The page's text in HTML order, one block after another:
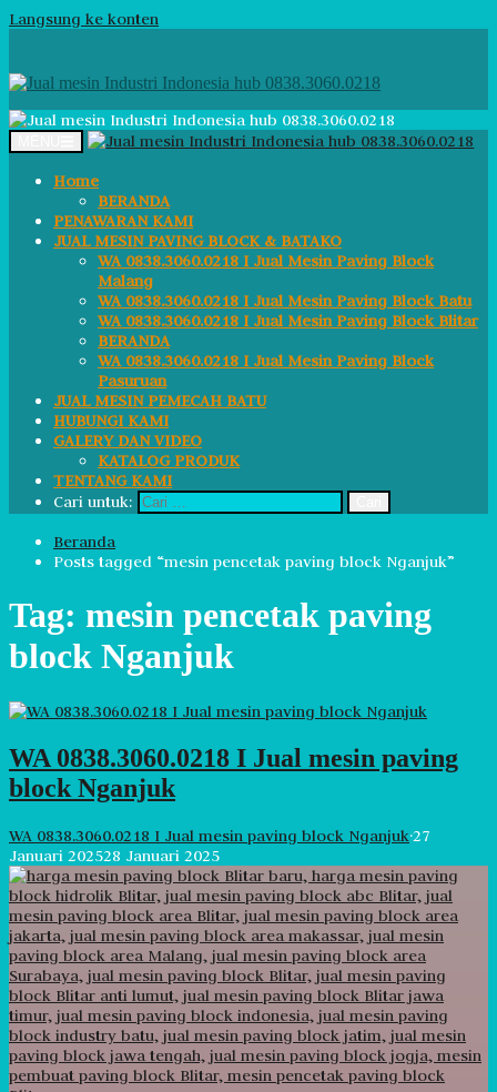
Langsung ke konten
Home
BERANDA
PENAWARAN KAMI
JUAL MESIN PAVING BLOCK & BATAKO
WA 0838.3060.0218 I Jual Mesin Paving Block
Malang
WA 0838.3060.0218 I Jual Mesin Paving Block Batu
WA 0838.3060.0218 I Jual Mesin Paving Block Blitar
BERANDA
WA 0838.3060.0218 I Jual Mesin Paving Block
Pasuruan
JUAL MESIN PEMECAH BATU
HUBUNGI KAMI
GALERY DAN VIDEO
KATALOG PRODUK
TENTANG KAMI
Cari untuk:
Beranda
Posts tagged “mesin pencetak paving block Nganjuk”
Tag: mesin pencetak paving
block Nganjuk
WA 0838.3060.0218 I Jual mesin paving
block Nganjuk
WA 0838.3060.0218 I Jual mesin paving block Nganjuk·27
Januari 202528 Januari 2025